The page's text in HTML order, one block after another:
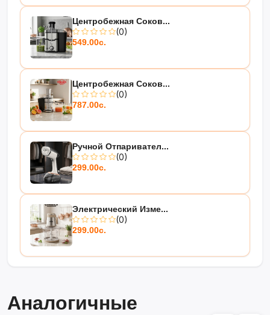
Центробежная Соков...
(0)
549.00с.
Центробежная Соков...
(0)
787.00с.
Ручной Отпаривател...
(0)
299.00с.
Электрический Изме...
(0)
299.00с.
Аналогичные